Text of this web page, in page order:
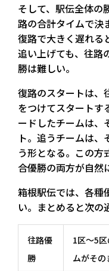
そして、駅伝全体の
路の合計タイムで決
復路で大きく遅れる
追い上げても、往路
勝は難しい。
復路のスタートは、
をつけてスタートす
ードしたチームは、
ト。追うチームは
う形となる。この方
合優勝の両方が自然
箱根駅伝では、各種
い。まとめると次の
往路優
勝
1区〜5
ムがその